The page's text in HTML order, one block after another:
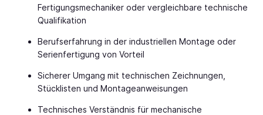
Fertigungsmechaniker oder vergleichbare technische
Qualifikation
Berufserfahrung in der industriellen Montage oder
Serienfertigung von Vorteil
Sicherer Umgang mit technischen Zeichnungen,
Stücklisten und Montageanweisungen
Technisches Verständnis für mechanische